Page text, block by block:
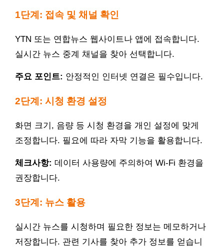
1단계: 접속 및 채널 확인
YTN 또는 연합뉴스 웹사이트나 앱에 접속합니다.
실시간 뉴스 중계 채널을 찾아 선택합니다.
주요 포인트: 안정적인 인터넷 연결은 필수입니다.
2단계: 시청 환경 설정
화면 크기, 음량 등 시청 환경을 개인 설정에 맞게
조정합니다. 필요에 따라 자막 기능을 활용합니다.
체크사항: 데이터 사용량에 주의하여 Wi-Fi 환경을
권장합니다.
3단계: 뉴스 활용
실시간 뉴스를 시청하며 필요한 정보는 메모하거나
저장합니다. 관련 기사를 찾아 추가 정보를 얻습니